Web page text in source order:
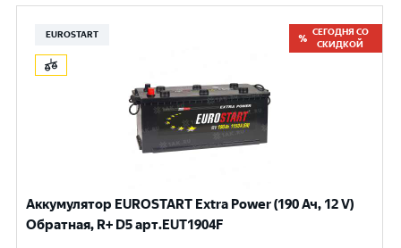
EUROSTART
СЕГОДНЯ СО
СКИДКОЙ
Аккумулятор EUROSTART Extra Power (190 Ач, 12 V)
Обратная, R+ D5 арт.EUT1904F